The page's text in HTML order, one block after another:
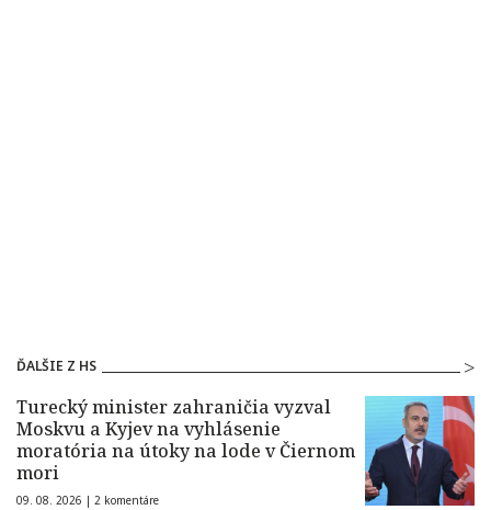
ĎALŠIE Z HS
Turecký minister zahraničia vyzval
Moskvu a Kyjev na vyhlásenie
moratória na útoky na lode v Čiernom
mori
09. 08. 2026 | 2 komentáre